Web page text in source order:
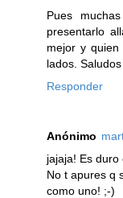
Pues
presentarlo
mejor y quien
lados.
Responder
Anónimo
jajaja! Es
No t apures q
como uno! ;-)